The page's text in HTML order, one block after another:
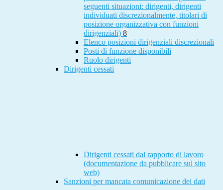
seguenti situazioni: dirigenti, dirigenti
individuati discrezionalmente, titolari di
posizione organizzativa con funzioni
dirigenziali) 8
Elenco posizioni dirigenziali discrezionali
Posti di funzione disponibili
Ruolo dirigenti
Dirigenti cessati
Dirigenti cessati dal rapporto di lavoro
(documentazione da pubblicare sul sito
web)
Sanzioni per mancata comunicazione dei dati